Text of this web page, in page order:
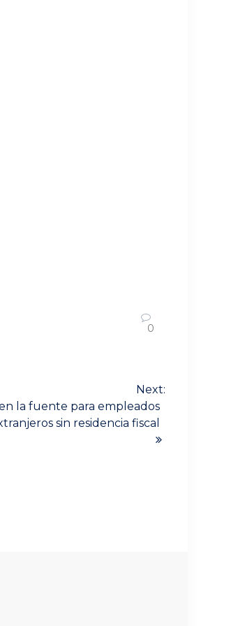
0
Next:
la fuente para empleados
sin residencia fiscal